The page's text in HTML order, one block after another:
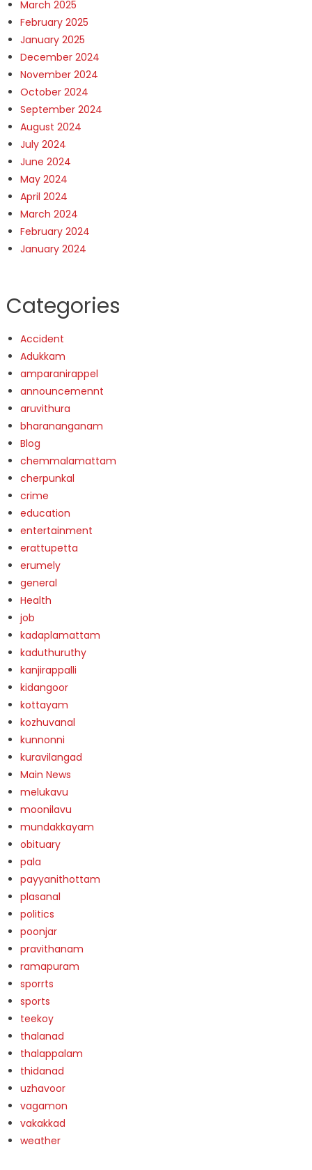
March 2025
February 2025
January 2025
December 2024
November 2024
October 2024
September 2024
August 2024
July 2024
June 2024
May 2024
April 2024
March 2024
February 2024
January 2024
Categories
Accident
Adukkam
amparanirappel
announcemennt
aruvithura
bharananganam
Blog
chemmalamattam
cherpunkal
crime
education
entertainment
erattupetta
erumely
general
Health
job
kadaplamattam
kaduthuruthy
kanjirappalli
kidangoor
kottayam
kozhuvanal
kunnonni
kuravilangad
Main News
melukavu
moonilavu
mundakkayam
obituary
pala
payyanithottam
plasanal
politics
poonjar
pravithanam
ramapuram
sporrts
sports
teekoy
thalanad
thalappalam
thidanad
uzhavoor
vagamon
vakakkad
weather